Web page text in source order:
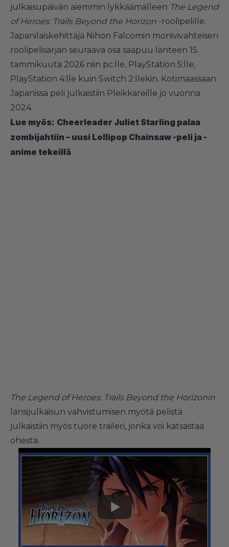
julkaisupäivän aiemmin lykkäämälleen The Legend
of Heroes: Trails Beyond the Horizon -roolipelille.
Japanilaiskehittäjä Nihon Falcomin monivivahteisen
roolipelisarjan seuraava osa saapuu länteen 15.
tammikuuta 2026 niin pc:lle, PlayStation 5:lle,
PlayStation 4:lle kuin Switch 2:llekin. Kotimaassaan
Japanissa peli julkaistiin Pleikkareille jo vuonna
2024.
Lue myös: Cheerleader Juliet Starling palaa
zombijahtiin – uusi Lollipop Chainsaw -peli ja -
anime tekeillä
The Legend of Heroes: Trails Beyond the Horizonin
länsijulkaisun vahvistumisen myötä pelistä
julkaistiin myös tuore traileri, jonka voi katsastaa
ohesta.